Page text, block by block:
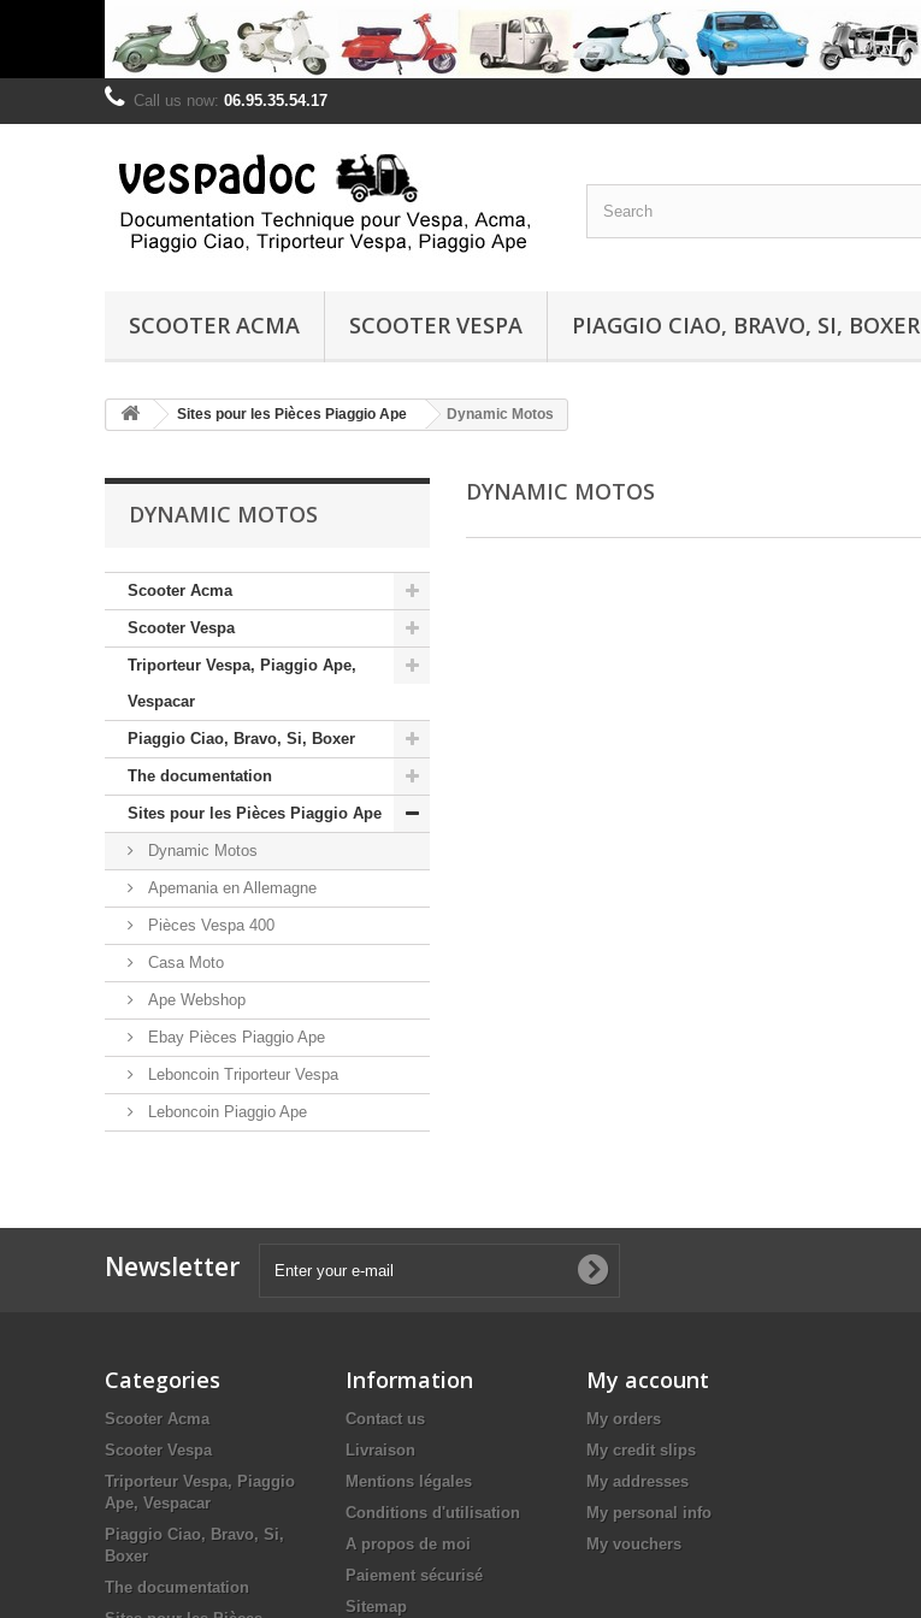
Call us now: 06.95.35.54.17
SCOOTER ACMA SCOOTER VESPA PIAGGIO CIAO, BRAVO, SI, BOXER
Sites pour les Pièces Piaggio Ape Dynamic Motos
DYNAMIC MOTOS
Scooter Acma
Scooter Vespa
Triporteur Vespa, Piaggio Ape,
Vespacar
Piaggio Ciao, Bravo, Si, Boxer
The documentation
Sites pour les Pièces Piaggio Ape
Dynamic Motos
Apemania en Allemagne
Pièces Vespa 400
Casa Moto
Ape Webshop
Ebay Pièces Piaggio Ape
Leboncoin Triporteur Vespa
Leboncoin Piaggio Ape
DYNAMIC MOTOS
Newsletter
Categories
Scooter Acma
Scooter Vespa
Triporteur Vespa, Piaggio
Ape, Vespacar
Piaggio Ciao, Bravo, Si,
Boxer
The documentation
Information
Contact us
Livraison
Mentions légales
Conditions d'utilisation
A propos de moi
Paiement sécurisé
Sitemap
My account
My orders
My credit slips
My addresses
My personal info
My vouchers